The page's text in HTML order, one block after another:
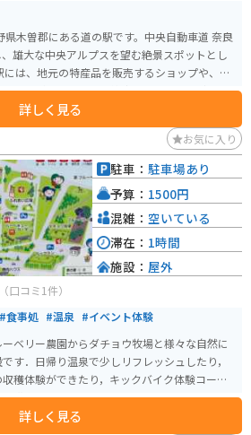
木曽郡にある道の駅です。中央自動車道 奈良
雄大な中央アルプスを望む絶景スポットとし
ランがあります。木曽漆器や木工品など、お土
光案内所では、周辺の観光スポットやハイキ
バイクで訪れる場合、道の駅
るので安心です。ツーリングの休憩場所とし
周辺には、美しい山岳道路や峠道が多く、バ
らかわ周辺には、奈良井
場町があります。江戸時代の面影を残す街並
装したカフェで休憩したりするのも良いでし
られており、日帰り温泉施設も充実していま
詳しく見る
お気に入り
（口コミ1件）
#食事処 #温泉 #イベント体験
ベリー農園からダチョウ牧場と様々な自然に
す．日帰り温泉で少しリフレッシュしたり，
穫体験ができたり，キックバイク体験コース
満喫できます．
詳しく見る
駐車： 駐車場あり
予算： 1500円
混雑： 空いている
滞在： 1時間
施設： 屋外